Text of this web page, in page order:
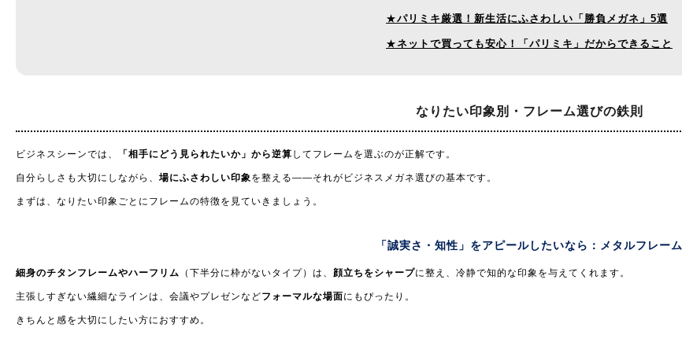
★パリミキ厳選！新生活にふさわしい「勝負メガネ」5選
★ネットで買っても安心！「パリミキ」だからできること
なりたい印象別・ フレーム選びの鉄則
ビジネスシーンでは、 「相手にどう見られたいか」から逆算 してフレームを選ぶのが正解です。
自分らしさも大切にしながら、 場にふさわしい印象を整える——それがビジネスメガネ選びの基本です。
まずは、なりたい印象ごとにフレームの特徴を見ていきましょう。
「誠実さ・知性」をアピールしたいなら： メタルフレーム
細身のチタンフレームやハーフリム （下半分に枠がないタイプ）は、 顔立ちをシャープに整え、冷静で知的な印象を与えてくれます。
主張しすぎない繊細なラインは、会議やプレゼンなどフォーマルな場面にもぴったり。
きちんと感を大切にしたい方におすすめ。